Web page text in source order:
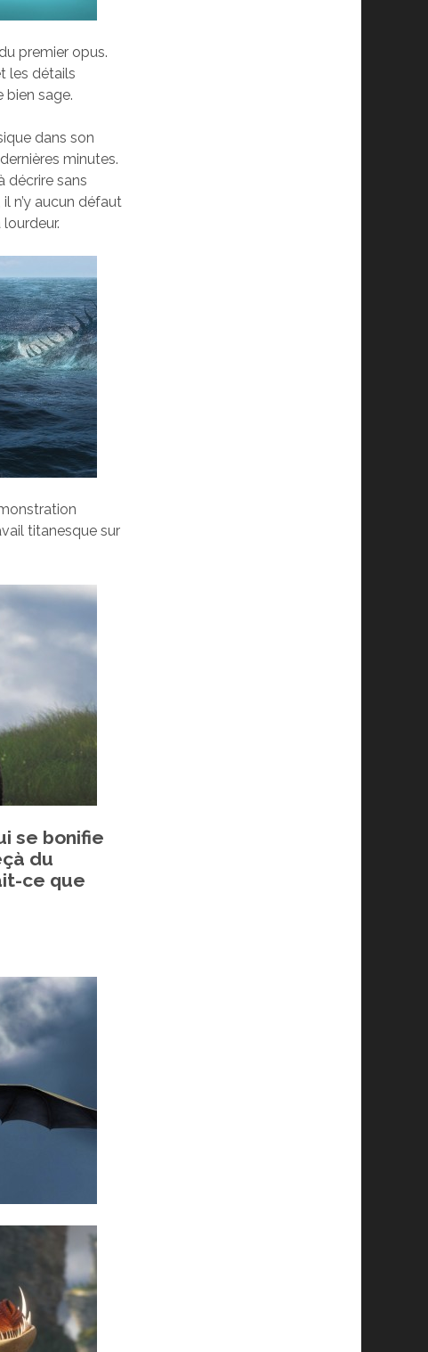
premier opus.
les détails
bien sage.
dans son
minutes.
décrire sans
n’y aucun défaut
titanesque sur
se bonifie
du
ce que